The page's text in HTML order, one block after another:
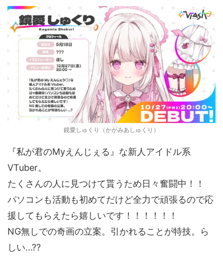
鏡愛しゅくり（かがみあしゅくり）
『私が君のMyえんじぇる』な新人アイドル系
VTuber。
たくさんの人に見つけて貰うため日々奮闘中！！
パソコンも活動も初めてだけど全力で頑張るので応
援してもらえたら嬉しいです！！！！！！
NG無しでの奇画の立案。引かれることが特技。ら
しい...??